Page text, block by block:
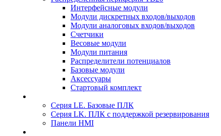
Интерфейсные модули
Модули дискретных входов/выходов
Модули аналоговых входов/выходов
Счетчики
Весовые модули
Модули питания
Распределители потенциалов
Базовые модули
Аксесcуары
Стартовый комплект
Серия LE. Базовые ПЛК
Серия LK. ПЛК с поддержкой резервирования
Панели HMI